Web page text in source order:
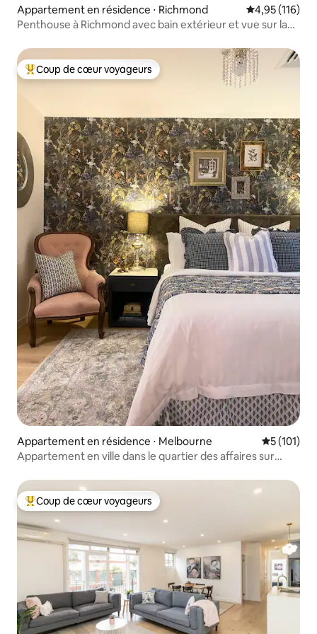
Appartement en résidence ⋅ Richmond Évaluation
4,95 (116)
Penthouse à Richmond avec bain extérieur et vue sur la
Coups de cœur voyageurs les plus appréciés
Coup de cœur voyageurs
Appartement en résidence ⋅ Melbourne Évaluation
5 (101)
Appartement en ville dans le quartier des affaires sur
Coups de cœur voyageurs les plus appréciés
Coup de cœur voyageurs